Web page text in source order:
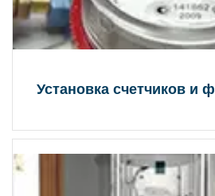
Установка счетчиков и